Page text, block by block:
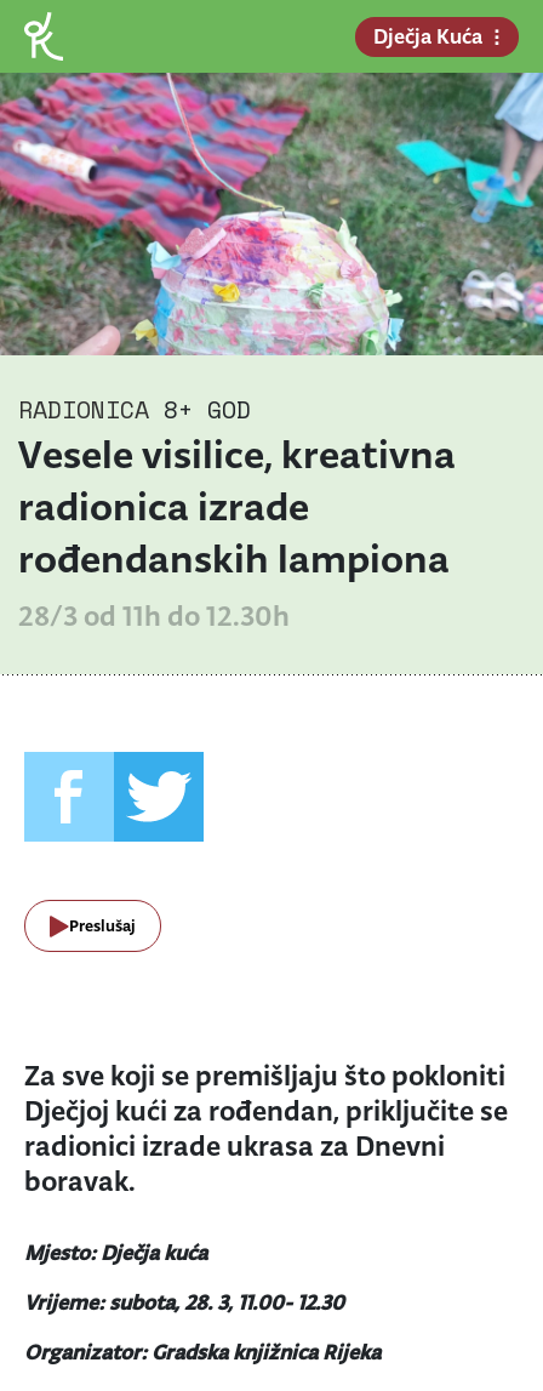
Dječja Kuća
RADIONICA 8+ GOD
Vesele visilice, kreativna
radionica izrade
rođendanskih lampiona
28/3 od 11h do 12.30h
Preslušaj
Za sve koji se premišljaju što pokloniti
Dječjoj kući za rođendan, priključite se
radionici izrade ukrasa za Dnevni
boravak.
Mjesto: Dječja kuća
Vrijeme: subota, 28. 3, 11.00- 12.30
Organizator: Gradska knjižnica Rijeka